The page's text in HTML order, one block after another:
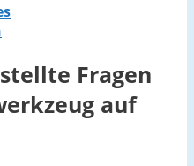
Fragen
auf